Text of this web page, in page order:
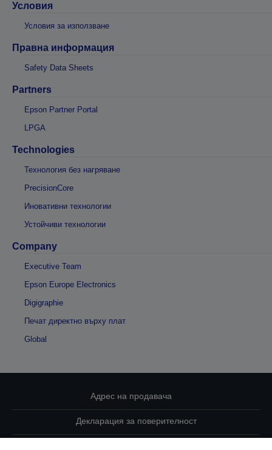
Условия
Условия за използване
Правна информация
Safety Data Sheets
Partners
Epson Partner Portal
LPGA
Technologies
Технология без нагряване
PrecisionCore
Иновативни технологии
Устойчиви технологии
Company
Executive Team
Epson Europe Electronics
Digigraphie
Печат директно върху плат
Global
Адрес на продавача
Декларация за поверителност